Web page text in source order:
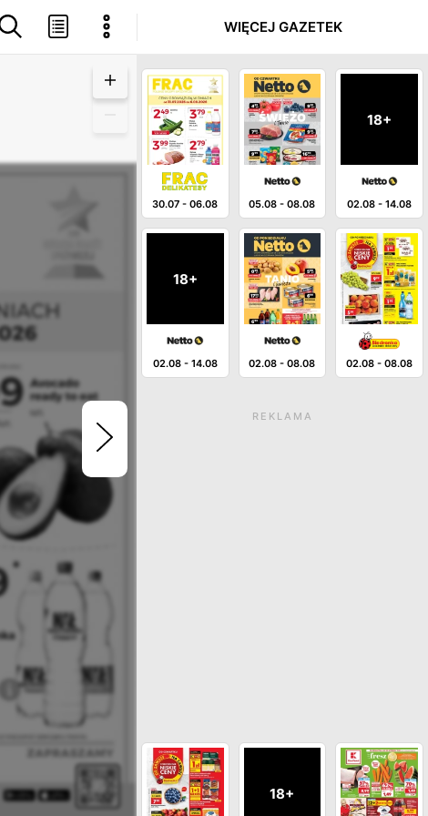
WIĘCEJ GAZETEK
30.07 -06.08 05.08 -08.08
18+
02.08 -14.08
18+
02.08- 14.08 02.08 -08.08 02.08 -08.08
REKLAMA
18+